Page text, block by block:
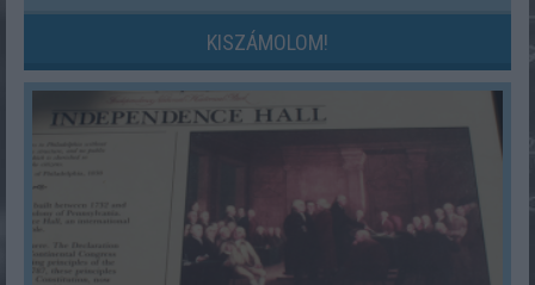
KISZÁMOLOM!